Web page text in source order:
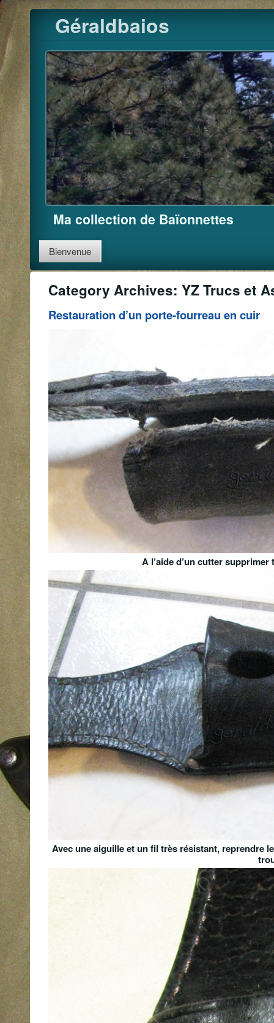
Pour
Skip
to
content
Géraldbaios
Ma collection de Baïonnettes
Bienvenue
Category Archives: YZ Trucs et
Restauration d’un porte-fourreau en cuir
A l’aide d’un cutter
Avec une aiguille et un fil très résistant, reprendre